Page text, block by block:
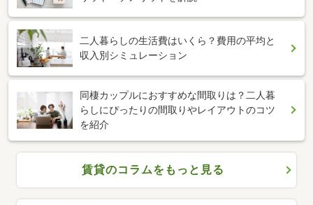
二人暮らしの生活費はいくら？費用の平均と
収入別シミュレーション
同棲カップルにおすすめな間取りは？二人暮
らしにぴったりの間取りやレイアウトのコツ
を紹介
賃貸のコラムをもっと見る